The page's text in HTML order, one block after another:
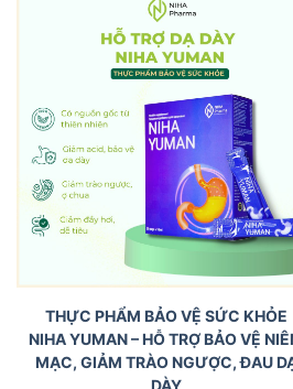
THỰC PHẨM BẢO VỆ SỨC KHỎE
NIHA YUMAN – HỖ TRỢ BẢO VỆ
MẠC, GIẢM TRÀO NGƯỢC, ĐAU DẠ